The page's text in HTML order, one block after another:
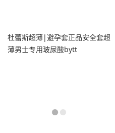
杜蕾斯超薄|避孕套正品安全套超
薄男士专用玻尿酸bytt